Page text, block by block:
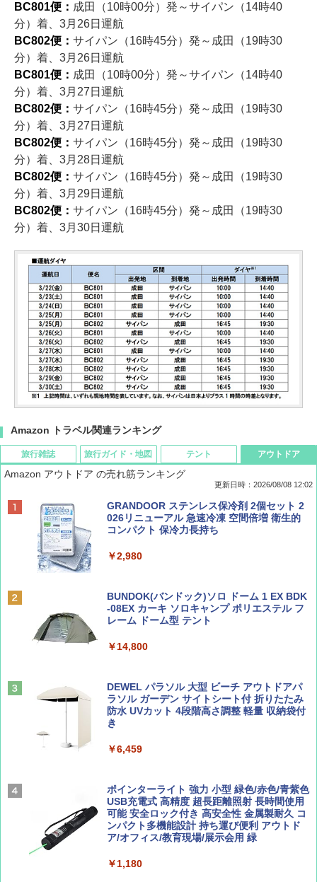
BC801便： 成田（10時00分）発～サイパン（14時40
分）着、3月26日運航
BC802便： サイパン（16時45分）発～成田（19時30
分）着、3月26日運航
BC801便： 成田（10時00分）発～サイパン（14時40
分）着、3月27日運航
BC802便： サイパン（16時45分）発～成田（19時30
分）着、3月27日運航
BC802便： サイパン（16時45分）発～成田（19時30
分）着、3月28日運航
BC802便： サイパン（16時45分）発～成田（19時30
分）着、3月29日運航
BC802便： サイパン（16時45分）発～成田（19時30
分）着、3月30日運航
Amazon トラベル関連ランキング
旅行雑誌
BE-PAL(ビ-パル) 2026年 9 月号【特別付録:
SOTO ミニマル"旅"財布 ランダム2種】
ディズニーファン ２０２６年 ９月号 [雑
誌] (ＤＩＳＮＥＹ ＦＡＮ)
山と溪谷 2026年8月号「南アルプス大全」
￥1,540
￥1,540
AIRLINE（エアライン）2026年9月号【特
旅行ガイド・地図
D40 地球の歩き方 チェンマイ タイ北部の魅
力的な町 2026～2027 地球の歩き方D アジア
地球の歩き方 スター・ウォーズ
￥2,695
僕が見た未来【完全版】
￥0
球の歩き方A ヨーロッパ
￥2,479
A26 地球の歩き方 チェコ ポーランド スロヴ
テント
[キャンパーズコレクション 山善] ポップアッ
プテント 傘みたいに広げて畳める パッとサ
ッとサンシェード キューブ フルクローズ メ
&ハイキング カーキ PATC-150(KH)
PYKES PEAK (パイクスピーク) 着替えテン
人用 折りたたみ 防災グッズ 災害用トイレ ビ
￥4,980
テント ワンタッチ RENEW 幅200 2-3人用 43
￥5,999
[キャンパーズコレクション 山善] 傘みたいに
広げるだけ パッとサッとテント ブラックコ
簡単設置 ポップアップテント エクルベージ
アウトドア
Amazon アウトドア の売れ筋ランキング
更新日時：2026/08/08 12:02
GRANDOOR ステンレス保冷剤 2個セット 2
026リニューアル 急速冷凍 空間倍増 衛生的
コンパクト 保冷力長持ち
￥2,980
BUNDOK(バンドック)ソロ ドーム 1 EX BDK
-08EX カーキ ソロキャンプ ポリエステル フ
レーム ドーム型 テント
￥14,800
DEWEL パラソル 大型 ビーチ アウトドアパ
ラソル ガーデン サイトシート付 折りたたみ
防水 UVカット 4段階高さ調整 軽量 収納袋付
き
￥6,459
ポインターライト 強力 小型 緑色/赤色/青紫色
USB充電式 高精度 超長距離照射 長時間使用
可能 安全ロック付き 高安全性 金属製耐久 コ
ンパクト多機能設計 持ち運び便利 アウトド
ア/オフィス/教育現場/展示会用 緑
￥1,180